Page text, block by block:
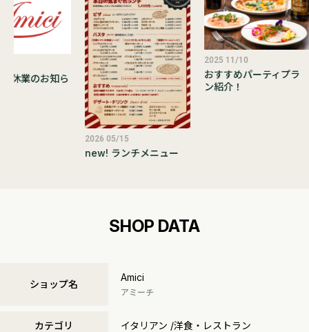
休業のお知ら
2026 05/15
new! ランチメニュー
2025 11/10
おすすめパーティプラ
ン紹介！
SHOP DATA
ショップ名
Amici
アミーチ
カテゴリ イタリアン /洋食・レストラン